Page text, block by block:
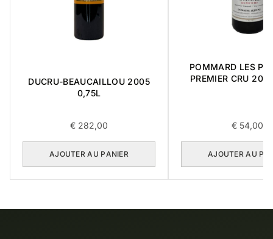
DUCRU-BEAUCAILLOU 2005
0,75L
€ 282,00
AJOUTER AU PANIER
POMMARD LES
PREMIER CRU
€ 54,00
AJOUTER AU